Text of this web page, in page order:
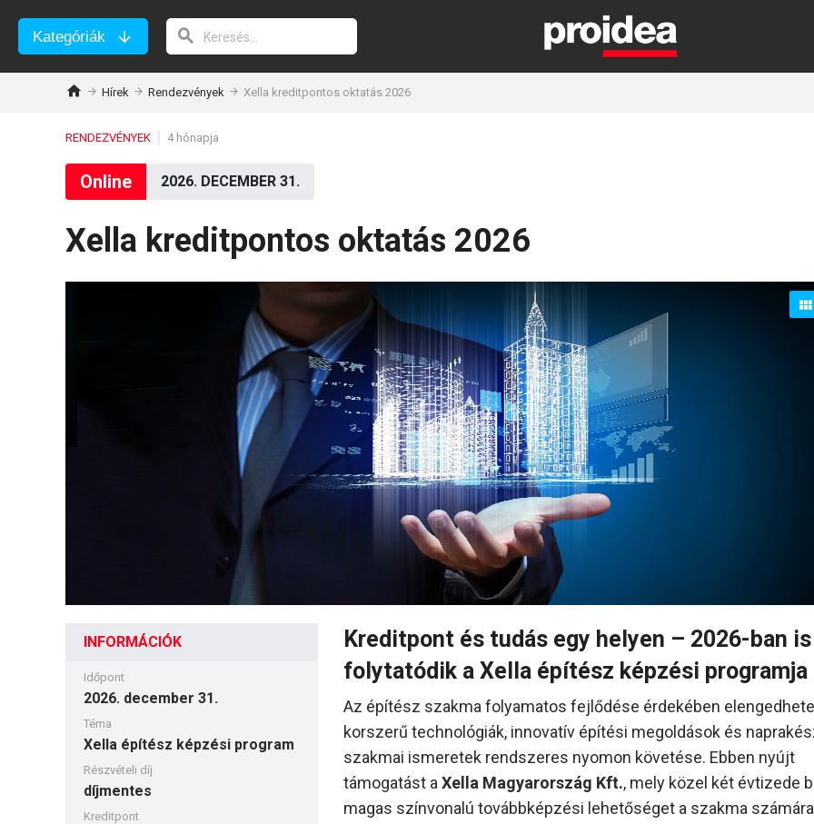
Kategóriák
Hírek Rendezvények Xella kreditpontos oktatás 2026
RENDEZVÉNYEK 4 hónapja
Online 2026. DECEMBER 31.
Xella kreditpontos oktatás 2026
INFORMÁCIÓK
Időpont
2026. december 31.
Téma
Xella építész képzési program
Részvételi díj
díjmentes
Kreditpont
Kreditpont és tudás egy helyen – 2026-ban is
folytatódik a Xella építész képzési programja
Az építész szakma folyamatos fejlődése érdekében
korszerű technológiák, innovatív építési megoldások és
szakmai ismeretek rendszeres nyomon követése. Ebben nyújt
támogatást a Xella Magyarország Kft., mely közel két évtizede
magas színvonalú továbbképzési lehetőséget a szakma